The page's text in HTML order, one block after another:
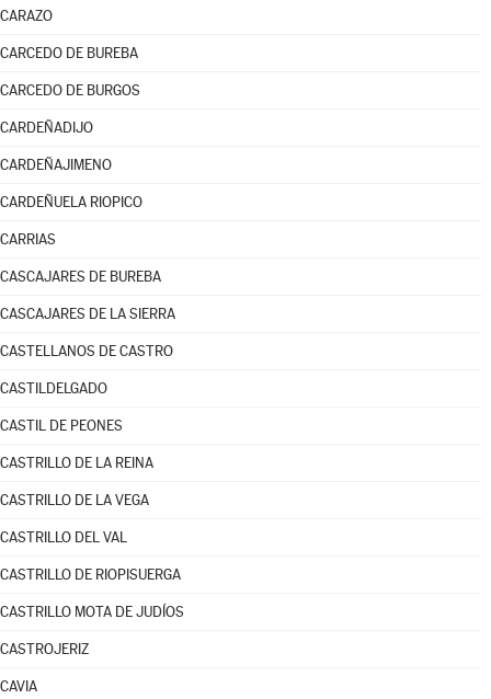
CARAZO
CARCEDO DE BUREBA
CARCEDO DE BURGOS
CARDEÑADIJO
CARDEÑAJIMENO
CARDEÑUELA RIOPICO
CARRIAS
CASCAJARES DE BUREBA
CASCAJARES DE LA SIERRA
CASTELLANOS DE CASTRO
CASTILDELGADO
CASTIL DE PEONES
CASTRILLO DE LA REINA
CASTRILLO DE LA VEGA
CASTRILLO DEL VAL
CASTRILLO DE RIOPISUERGA
CASTRILLO MOTA DE JUDÍOS
CASTROJERIZ
CAVIA